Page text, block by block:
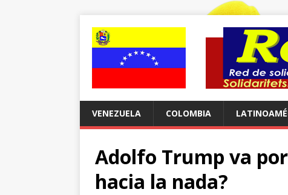
VENEZUELA COLOMBIA
Adolfo Trump va
hacia la nada?